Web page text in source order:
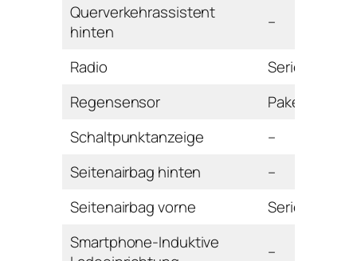
Querverkehrassistent
hinten
–
Radio
Serie
Regensensor
Paket
Schaltpunktanzeige
–
Seitenairbag hinten
–
Seitenairbag vorne
Serie
Smartphone-Induktive
–